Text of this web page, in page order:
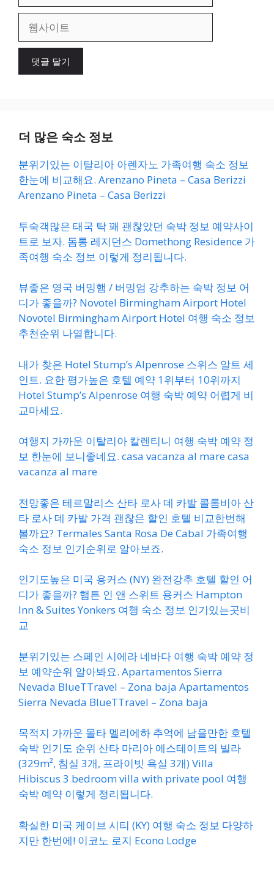
일
이
더 많은 숙소 정보
분위기있는 이탈리아 아렌자노 가족여행 숙소 정보
한눈에 비교해요. Arenzano Pineta – Casa Berizzi
Arenzano Pineta – Casa Berizzi
투숙객많은 태국 탁 꽤 괜찮았던 숙박 정보 예약사이
트로 보자. 돔통 레지던스 Domethong Residence 가
족여행 숙소 정보 이렇게 정리됩니다.
뷰좋은 영국 버밍햄 / 버밍엄 강추하는 숙박 정보 어
디가 좋을까? Novotel Birmingham Airport Hotel
Novotel Birmingham Airport Hotel 여행 숙소 정보
추천순위 나열합니다.
내가 찾은 Hotel Stump’s Alpenrose 스위스 알트 세
인트. 요한 평가높은 호텔 예약 1위부터 10위까지
Hotel Stump’s Alpenrose 여행 숙박 예약 어렵게 비
교마세요.
여행지 가까운 이탈리아 칼렌티니 여행 숙박 예약 정
보 한눈에 보니좋네요. casa vacanza al mare casa
vacanza al mare
전망좋은 테르말리스 산타 로사 데 카발 콜롬비아 산
타 로사 데 카발 가격 괜찮은 할인 호텔 비교한번해
볼까요? Termales Santa Rosa De Cabal 가족여행
숙소 정보 인기순위로 알아보죠.
인기도높은 미국 용커스 (NY) 완전강추 호텔 할인 어
디가 좋을까? 햄튼 인 앤 스위트 용커스 Hampton
Inn & Suites Yonkers 여행 숙소 정보 인기있는곳비
교
분위기있는 스페인 시에라 네바다 여행 숙박 예약 정
보 예약순위 알아봐요. Apartamentos Sierra
Nevada BlueTTravel – Zona baja Apartamentos
Sierra Nevada BlueTTravel – Zona baja
목적지 가까운 몰타 멜리에하 추억에 남을만한 호텔
숙박 인기도 순위 산타 마리아 에스테이트의 빌라
(329m², 침실 3개, 프라이빗 욕실 3개) Villa
Hibiscus 3 bedroom villa with private pool 여행
숙박 예약 이렇게 정리됩니다.
확실한 미국 케이브 시티 (KY) 여행 숙소 정보 다양하
지만 한번에! 이코노 로지 Econo Lodge